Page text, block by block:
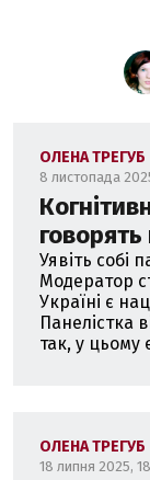
ОЛЕНА ТРЕГУБ
8 листопада
Уявіть собі
Модератор
Україні є
Панелістка
так, у цьому
ОЛЕНА ТРЕГУБ
18 липня 2025,